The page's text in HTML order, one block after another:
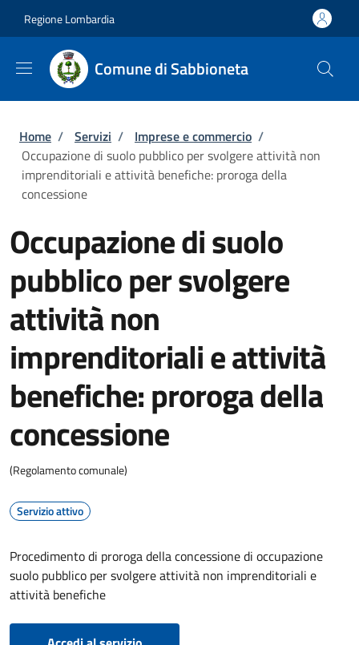
Regione Lombardia
Comune di Sabbioneta
Briciole di pane
Home / Servizi / Imprese e commercio /
Occupazione di suolo pubblico per svolgere attività non
imprenditoriali e attività benefiche: proroga della
concessione
Occupazione di suolo
pubblico per svolgere
attività non
imprenditoriali e attività
benefiche: proroga della
concessione
(Regolamento comunale)
Servizio attivo
Procedimento di proroga della concessione di occupazione
suolo pubblico per svolgere attività non imprenditoriali e
attività benefiche